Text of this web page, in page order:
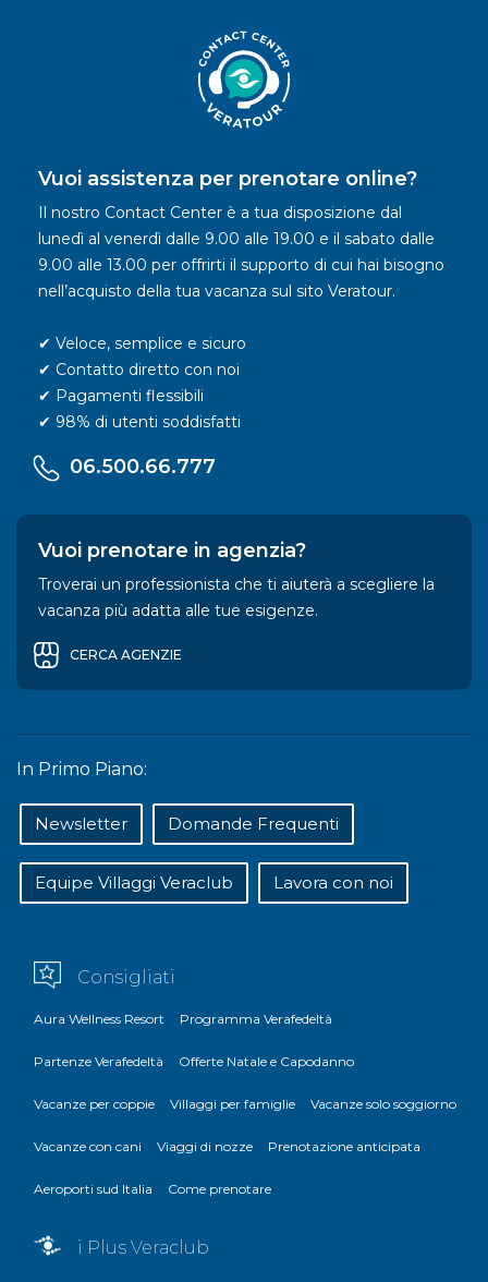
Vuoi assistenza per prenotare online?
Il nostro Contact Center è a tua disposizione dal
lunedì al venerdì dalle 9.00 alle 19.00 e il sabato dalle
9.00 alle 13.00 per offrirti il supporto di cui hai bisogno
nell’acquisto della tua vacanza sul sito Veratour.
✔ Veloce, semplice e sicuro
✔ Contatto diretto con noi
✔ Pagamenti flessibili
✔ 98% di utenti soddisfatti
06.500.66.777
Vuoi prenotare in agenzia?
Troverai un professionista che ti aiuterà a scegliere la
vacanza più adatta alle tue esigenze.
CERCA AGENZIE
In Primo Piano:
Newsletter Domande Frequenti
Equipe Villaggi Veraclub Lavora con noi
Consigliati
Aura Wellness Resort Programma Verafedeltà
Partenze Verafedeltà Offerte Natale e Capodanno
Vacanze per coppie Villaggi per famiglie Vacanze solo soggiorno
Vacanze con cani Viaggi di nozze Prenotazione anticipata
Aeroporti sud Italia Come prenotare
i Plus Veraclub